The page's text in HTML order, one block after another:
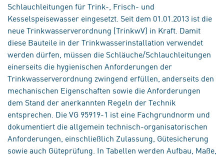
Schlauchleitungen für Trink-, Frisch- und
Kesselspeisewasser eingesetzt. Seit dem 01.01.2013 ist die
neue Trinkwasserverordnung (TrinkwV) in Kraft. Damit
diese Bauteile in der Trinkwasserinstallation verwendet
werden dürfen, müssen die Schläuche/Schlauchleitungen
einerseits die hygienischen Anforderungen der
Trinkwasserverordnung zwingend erfüllen, anderseits den
mechanischen Eigenschaften sowie die Anforderungen
dem Stand der anerkannten Regeln der Technik
entsprechen. Die VG 95919-1 ist eine Fachgrundnorm und
dokumentiert die allgemein technisch-organisatorischen
Anforderungen, einschließlich Zulassung, Gütesicherung
sowie auch Güteprüfung. In Tabellen werden Aufbau, Maße,